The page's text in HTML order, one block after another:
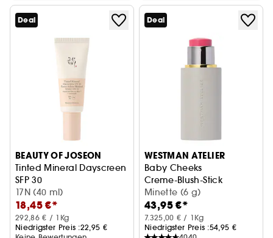
Deal
BEAUTY OF JOSEON
Tinted Mineral Dayscreen
SFP 30
Getönte Sonnencreme mit Ceramide
17N (40 ml)
18,45 €*
292,86 € / 1Kg
Niedrigster Preis :22,95 €
Deal
WESTMAN ATELIER
Baby Cheeks
Creme-Blush-Stick
Minette (6 g)
43,95 €*
7.325,00 € / 1Kg
Niedrigster Preis :54,95 €